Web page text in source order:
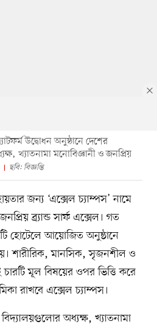
উদ্বোধন অনুষ্ঠানে দেশের
খ্যাতনামা মনোবিজ্ঞানী ও জনপ্রিয়
ছবি: বিজ্ঞপ্তি
জন্য ‘এক্সেল চ্যাম্পস’ নামে
ব্র্যান্ড সার্ফ এক্সেল। গত
হোটেলে আয়োজিত অনুষ্ঠানে
শারীরিক, মানসিক, সৃজনশীল ও
মূল বিষয়ের ওপর ভিত্তি করে
রাখবে এক্সেল চ্যাম্পস।
বিদ্যালয়গুলোর অধ্যক্ষ, খ্যাতনামা